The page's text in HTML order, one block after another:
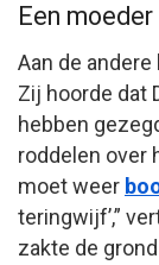
Een
Aan de
Zij hoorde dat
hebben
roddelen over
moet weer
teringwijf’,”
zakte de